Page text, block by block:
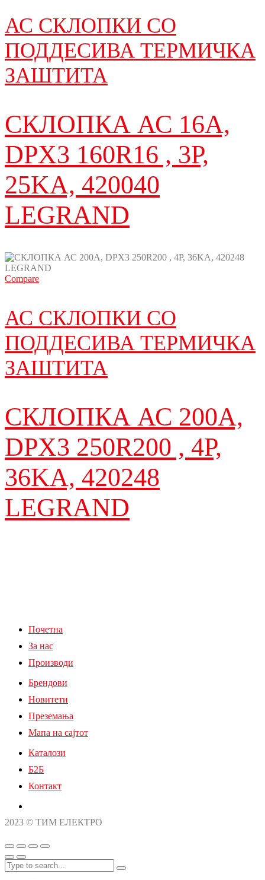
АС СКЛОПКИ СО
ПОДДЕСИВА ТЕРМИЧКА
ЗАШТИТА
СКЛОПКА АС 16A,
DPX3 160R16 , 3P,
25KA, 420040
LEGRAND
Compare
АС СКЛОПКИ СО
ПОДДЕСИВА ТЕРМИЧКА
ЗАШТИТА
СКЛОПКА АС 200A,
DPX3 250R200 , 4P,
36KA, 420248
LEGRAND
Почетна
За нас
Производи
Брендови
Новитети
Преземања
Мапа на сајтот
Каталози
Б2Б
Контакт
2023 © ТИМ ЕЛЕКТРО